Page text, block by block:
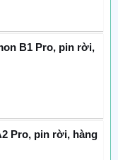
B1 Pro, pin rời,
Pro, pin rời, hàng